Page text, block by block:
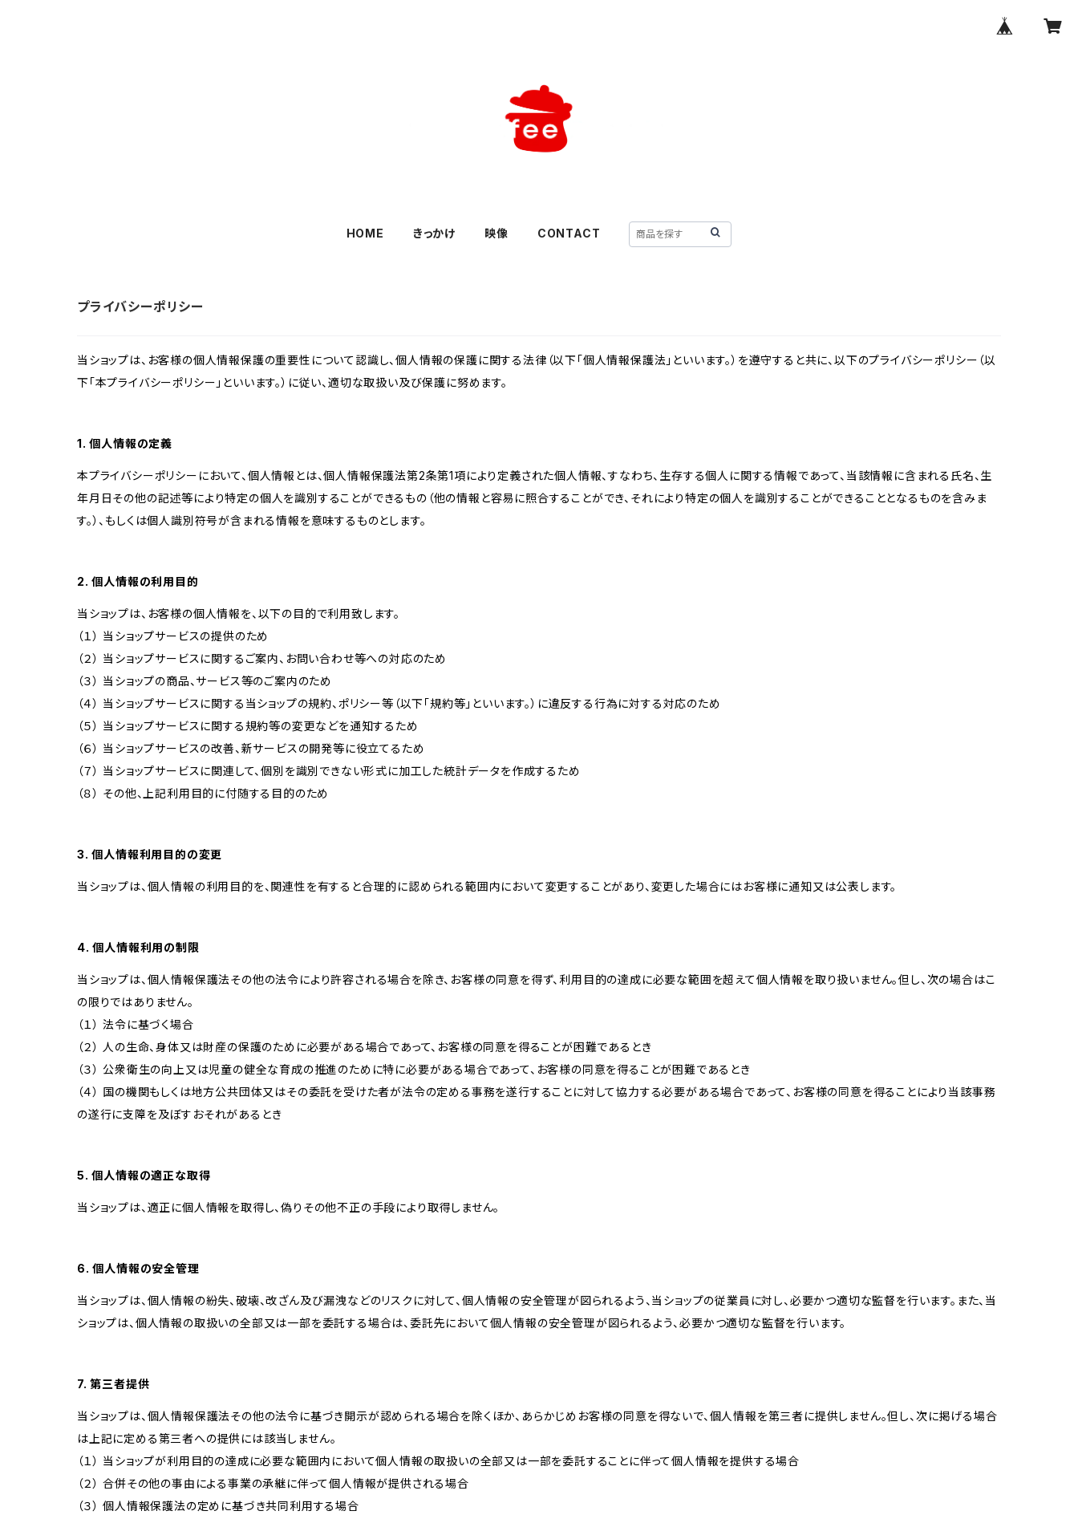
HOME きっかけ 映像 CONTACT
プライバシーポリシー
当ショップは、お客様の個人情報保護の重要性について認識し、個人情報の保護に関する法律（以下「個人情報保護法」といいます。）を遵守すると共に、以下のプライバシーポリシー（以
下「本プライバシーポリシー」といいます。）に従い、適切な取扱い及び保護に努めます。
1. 個人情報の定義
本プライバシーポリシーにおいて、個人情報とは、個人情報保護法第2条第1項により定義された個人情報、すなわち、生存する個人に関する情報であって、当該情報に含まれる氏名、生
年月日その他の記述等により特定の個人を識別することができるもの（他の情報と容易に照合することができ、それにより特定の個人を識別することができることとなるものを含みま
す。）、もしくは個人識別符号が含まれる情報を意味するものとします。
2. 個人情報の利用目的
当ショップは、お客様の個人情報を、以下の目的で利用致します。
（１） 当ショップサービスの提供のため
（２） 当ショップサービスに関するご案内、お問い合わせ等への対応のため
（３） 当ショップの商品、サービス等のご案内のため
（４） 当ショップサービスに関する当ショップの規約、ポリシー等（以下「規約等」といいます。）に違反する行為に対する対応のため
（５） 当ショップサービスに関する規約等の変更などを通知するため
（６） 当ショップサービスの改善、新サービスの開発等に役立てるため
（７） 当ショップサービスに関連して、個別を識別できない形式に加工した統計データを作成するため
（８） その他、上記利用目的に付随する目的のため
3. 個人情報利用目的の変更
当ショップは、個人情報の利用目的を、関連性を有すると合理的に認められる範囲内において変更することがあり、変更した場合にはお客様に通知又は公表します。
4. 個人情報利用の制限
当ショップは、個人情報保護法その他の法令により許容される場合を除き、お客様の同意を得ず、利用目的の達成に必要な範囲を超えて個人情報を取り扱いません。但し、次の場合はこ
の限りではありません。
（１） 法令に基づく場合
（２） 人の生命、身体又は財産の保護のために必要がある場合であって、お客様の同意を得ることが困難であるとき
（３） 公衆衛生の向上又は児童の健全な育成の推進のために特に必要がある場合であって、お客様の同意を得ることが困難であるとき
（４） 国の機関もしくは地方公共団体又はその委託を受けた者が法令の定める事務を遂行することに対して協力する必要がある場合であって、お客様の同意を得ることにより当該事務
の遂行に支障を及ぼすおそれがあるとき
5. 個人情報の適正な取得
当ショップは、適正に個人情報を取得し、偽りその他不正の手段により取得しません。
6. 個人情報の安全管理
当ショップは、個人情報の紛失、破壊、改ざん及び漏洩などのリスクに対して、個人情報の安全管理が図られるよう、当ショップの従業員に対し、必要かつ適切な監督を行います。また、当
ショップは、個人情報の取扱いの全部又は一部を委託する場合は、委託先において個人情報の安全管理が図られるよう、必要かつ適切な監督を行います。
7. 第三者提供
当ショップは、個人情報保護法その他の法令に基づき開示が認められる場合を除くほか、あらかじめお客様の同意を得ないで、個人情報を第三者に提供しません。但し、次に掲げる場合
は上記に定める第三者への提供には該当しません。
（１） 当ショップが利用目的の達成に必要な範囲内において個人情報の取扱いの全部又は一部を委託することに伴って個人情報を提供する場合
（２） 合併その他の事由による事業の承継に伴って個人情報が提供される場合
（３） 個人情報保護法の定めに基づき共同利用する場合